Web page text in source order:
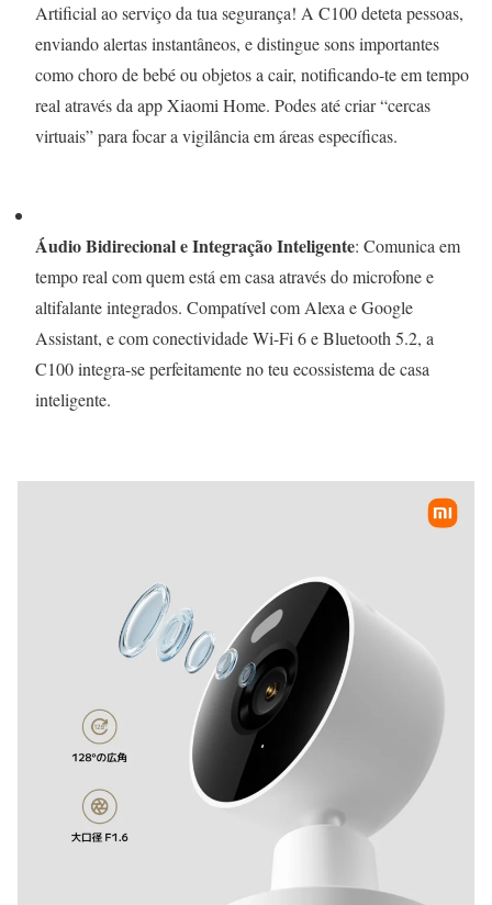
Artificial ao serviço da tua segurança! A C100 deteta pessoas,
enviando alertas instantâneos, e distingue sons importantes
como choro de bebé ou objetos a cair, notificando-te em tempo
real através da app Xiaomi Home. Podes até criar “cercas
virtuais” para focar a vigilância em áreas específicas.
Áudio Bidirecional e Integração Inteligente: Comunica em
tempo real com quem está em casa através do microfone e
altifalante integrados. Compatível com Alexa e Google
Assistant, e com conectividade Wi-Fi 6 e Bluetooth 5.2, a
C100 integra-se perfeitamente no teu ecossistema de casa
inteligente.